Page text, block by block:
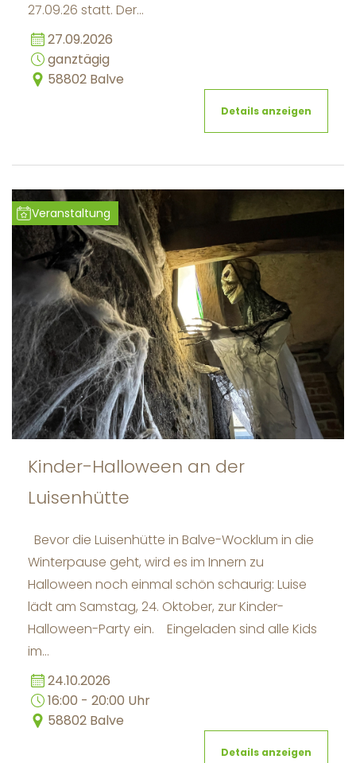
27.09.26 statt. Der…
27.09.2026
ganztägig
58802 Balve
Details anzeigen
Veranstaltung
Kinder-Halloween an der
Luisenhütte
Bevor die Luisenhütte in Balve-Wocklum in die
Winterpause geht, wird es im Innern zu
Halloween noch einmal schön schaurig: Luise
lädt am Samstag, 24. Oktober, zur Kinder-
Halloween-Party ein. Eingeladen sind alle Kids
im…
24.10.2026
16:00 - 20:00 Uhr
58802 Balve
Details anzeigen